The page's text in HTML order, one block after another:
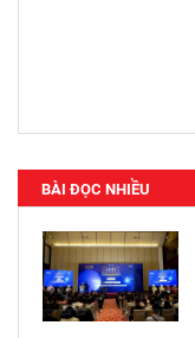
BÀI ĐỌC NHIỀU